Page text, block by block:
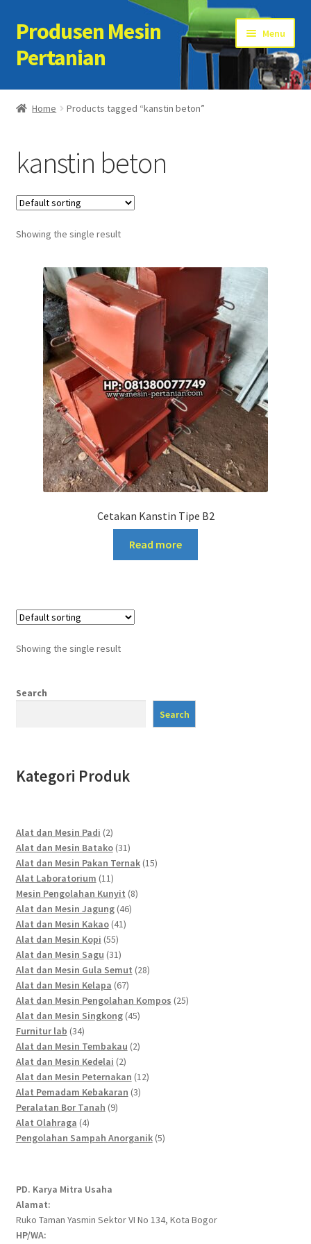
Skip
to
navigation
Skip
to
content
Produsen Mesin
Pertanian
Menu
Home
Cart
Checkout
Kontak Kami
My account
Sample Page
Home Products tagged “kanstin beton”
kanstin beton
Showing the single result
Cetakan Kanstin Tipe B2
Read more
Showing the single result
Search
Search
Kategori Produk
Alat dan Mesin Padi 22
products
Alat dan Mesin Batako 3131
products
Alat dan Mesin Pakan Ternak 1515
Alat Laboratorium 1111
products
Mesin Pengolahan Kunyit 88
Alat dan Mesin Jagung 4646
Alat dan Mesin Kakao 4141
Alat dan Mesin Kopi 5555
products
Alat dan Mesin Sagu 3131
products
Alat dan Mesin Gula Semut 2828
Alat dan Mesin Kelapa 6767
products
Alat dan Mesin Pengolahan Kompos 2525
Alat dan Mesin Singkong 4545
Furnitur lab 3434
products
Alat dan Mesin Tembakau 22
Alat dan Mesin Kedelai 22
products
Alat dan Mesin Peternakan 1212
Alat Pemadam Kebakaran 33
Peralatan Bor Tanah 99
Alat Olahraga 44
products
Pengolahan Sampah Anorganik 55
PD. Karya Mitra Usaha
Alamat:
Ruko Taman Yasmin Sektor VI No 134, Kota Bogor
HP/WA: